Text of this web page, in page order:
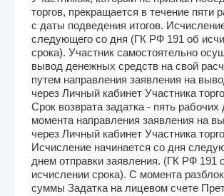
торгов, прекращается в течение пяти
с даты подведения итогов.
следующего со дня (ГК РФ 191 об
срока). Участник самостоятельно
вывод денежных средств на свой
путем направления заявления на
через Личный кабинет Участника
Срок возврата задатка - пять рабочих
момента направления заявления на
через Личный кабинет Участника
Исчисление начинается со дня
днем отправки заявления. (ГК РФ 191
исчислении срока). С момента
суммы Задатка на лицевом счете